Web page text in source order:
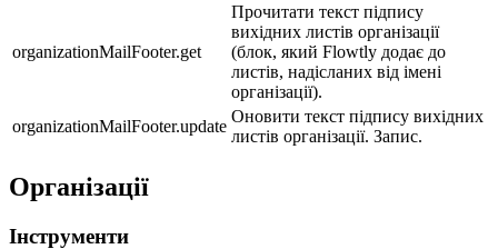
organizationMailFooter.get
Прочитати текст підпису
вихідних листів організації
(блок, який Flowtly додає до
листів, надісланих від імені
організації).
organizationMailFooter.update
Оновити текст підпису вихідних
листів організації. Запис.
Організації
Інструменти